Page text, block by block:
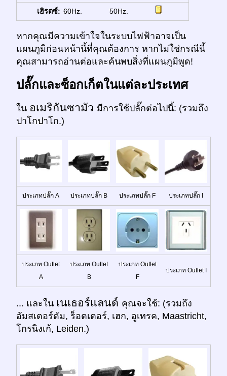
เฮิรตซ์: 60Hz. 50Hz.
หากคุณมีความเข้าใจในระบบไฟฟ้าอาจเป็น
แผนภูมิก่อนหน้านี้ที่คุณต้องการ หากไม่ใช่กรณีนี้
คุณสามารถอ่านต่อและค้นพบสิ่งที่แผนภูมิพูด!
ปลั๊กและซ็อกเก็ตในแต่ละประเทศ
ใน อเมริกันซามัว มีการใช้ปลั๊กต่อไปนี้: (รวมถึง
ปาโกปาโก.)
ประเภทปลั๊ก A ประเภทปลั๊ก B ประเภทปลั๊ก F ประเภทปลั๊ก I
ประเภท Outlet
A
ประเภท Outlet
B
ประเภท Outlet
F
ประเภท Outlet I
... และใน เนเธอร์แลนด์ คุณจะใช้: (รวมถึง
อัมสเตอร์ดัม, ร็อตเตอร์, เฮก, อูเทรค, Maastricht,
โกรนิงเก้, Leiden.)